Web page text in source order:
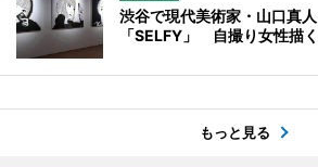
渋谷で現代美術家・山口真
「SELFY」 自撮り女性描く
もっと見る